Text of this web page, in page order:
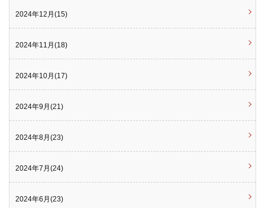
2024年12月(15)
2024年11月(18)
2024年10月(17)
2024年9月(21)
2024年8月(23)
2024年7月(24)
2024年6月(23)